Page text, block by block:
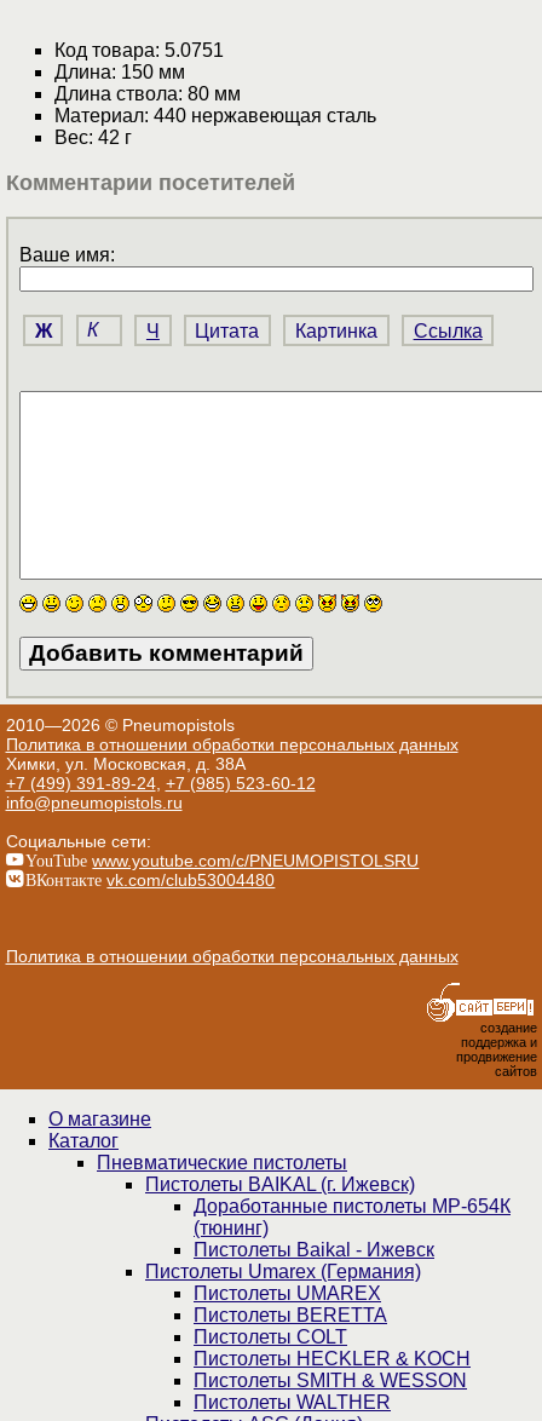
Код товара: 5.0751
Длина: 150 мм
Длина ствола: 80 мм
Материал: 440 нержавеющая сталь
Вес: 42 г
Комментарии посетителей
Ваше имя:
Ж К Ч Цитата Картинка Ссылка
2010—2026 © Pneumopistols
Политика в отношении обработки персональных данных
Химки, ул. Московская, д. 38А
+7 (499) 391-89-24, +7 (985) 523-60-12
info@pneumopistols.ru
Социальные сети:
YouTube www.youtube.com/c/PNEUMOPISTOLSRU
ВКонтакте vk.com/club53004480
Политика в отношении обработки персональных данных
создание
поддержка и
продвижение
сайтов
О магазине
Каталог
Пнев­ма­ти­чес­кие пистолеты
Пистолеты BAIKAL (г. Ижевск)
Доработанные пистолеты МР-654К
(тюнинг)
Пистолеты Baikal - Ижевск
Пистолеты Umarex (Германия)
Пистолеты UMAREX
Пистолеты BERETTA
Пистолеты COLT
Пистолеты HECKLER & KOCH
Пистолеты SMITH & WESSON
Пистолеты WALTHER